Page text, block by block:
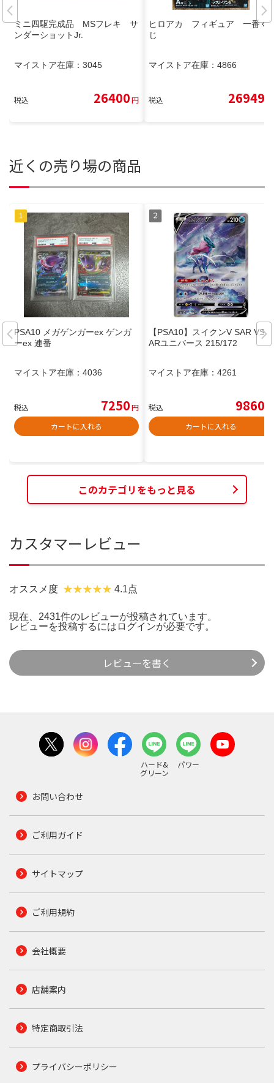
ミニ四駆完成品 MSフレキ サ
ンダーショットJr.
マイストア在庫： 3045
税込 26400円
ヒロアカ フィギュア 一番く
じ
マイストア在庫： 4866
税込 26949
近くの売り場の商品
PSA10 メガゲンガーex ゲンガ
ーex 連番
マイストア在庫： 4036
税込 7250円
カートに入れる
【PSA10】スイクンV SAR VST
ARユニバース 215/172
マイストア在庫： 4261
税込 9860
カートに入れる
このカテゴリをもっと見る
カスタマーレビュー
オススメ度 4.1点
現在、2431件のレビューが投稿されています。
レビューを投稿するには ログインが必要です。
レビューを書く
ハード&
グリーン
パワー
お問い合わせ
ご利用ガイド
サイトマップ
ご利用規約
会社概要
店舗案内
特定商取引法
プライバシーポリシー